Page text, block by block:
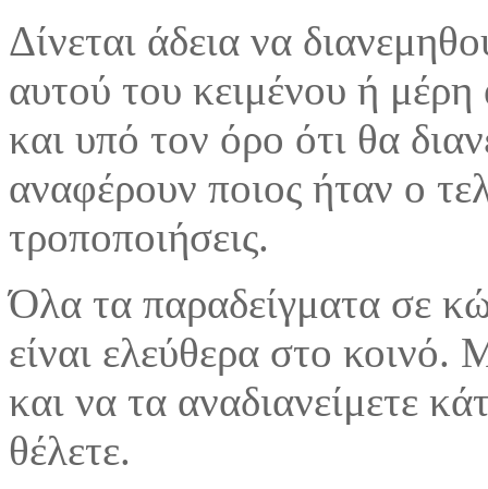
Δίνεται άδεια να
αυτού του κειμένου ή
και υπό τον όρο ότι θα
αναφέρουν ποιος ήταν ο
τροποποιήσεις.
Όλα τα παραδείγματα σε
είναι ελεύθερα στο κοινό.
και να τα αναδιανείμετε
θέλετε.